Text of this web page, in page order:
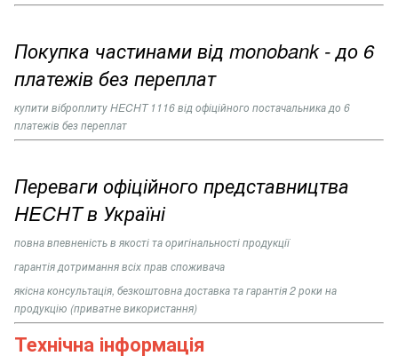
Покупка частинами від monobank - до 6
платежів без переплат
купитивіброплиту HECHT 1116від офіційного постачальника до 6
платежів без переплат
Переваги офіційного представництва
HECHT в Україні
повна впевненість в якості та оригінальності продукції
гарантія дотримання всіх прав споживача
якісна консультація, безкоштовна доставка та гарантія 2 роки на
продукцію (приватне використання)
Технічна інформація